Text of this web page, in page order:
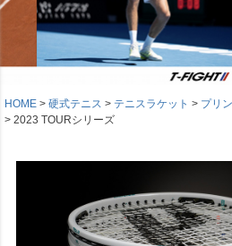
HOME 硬式テニス テニスラケット
プリ
2023 TOURシリーズ